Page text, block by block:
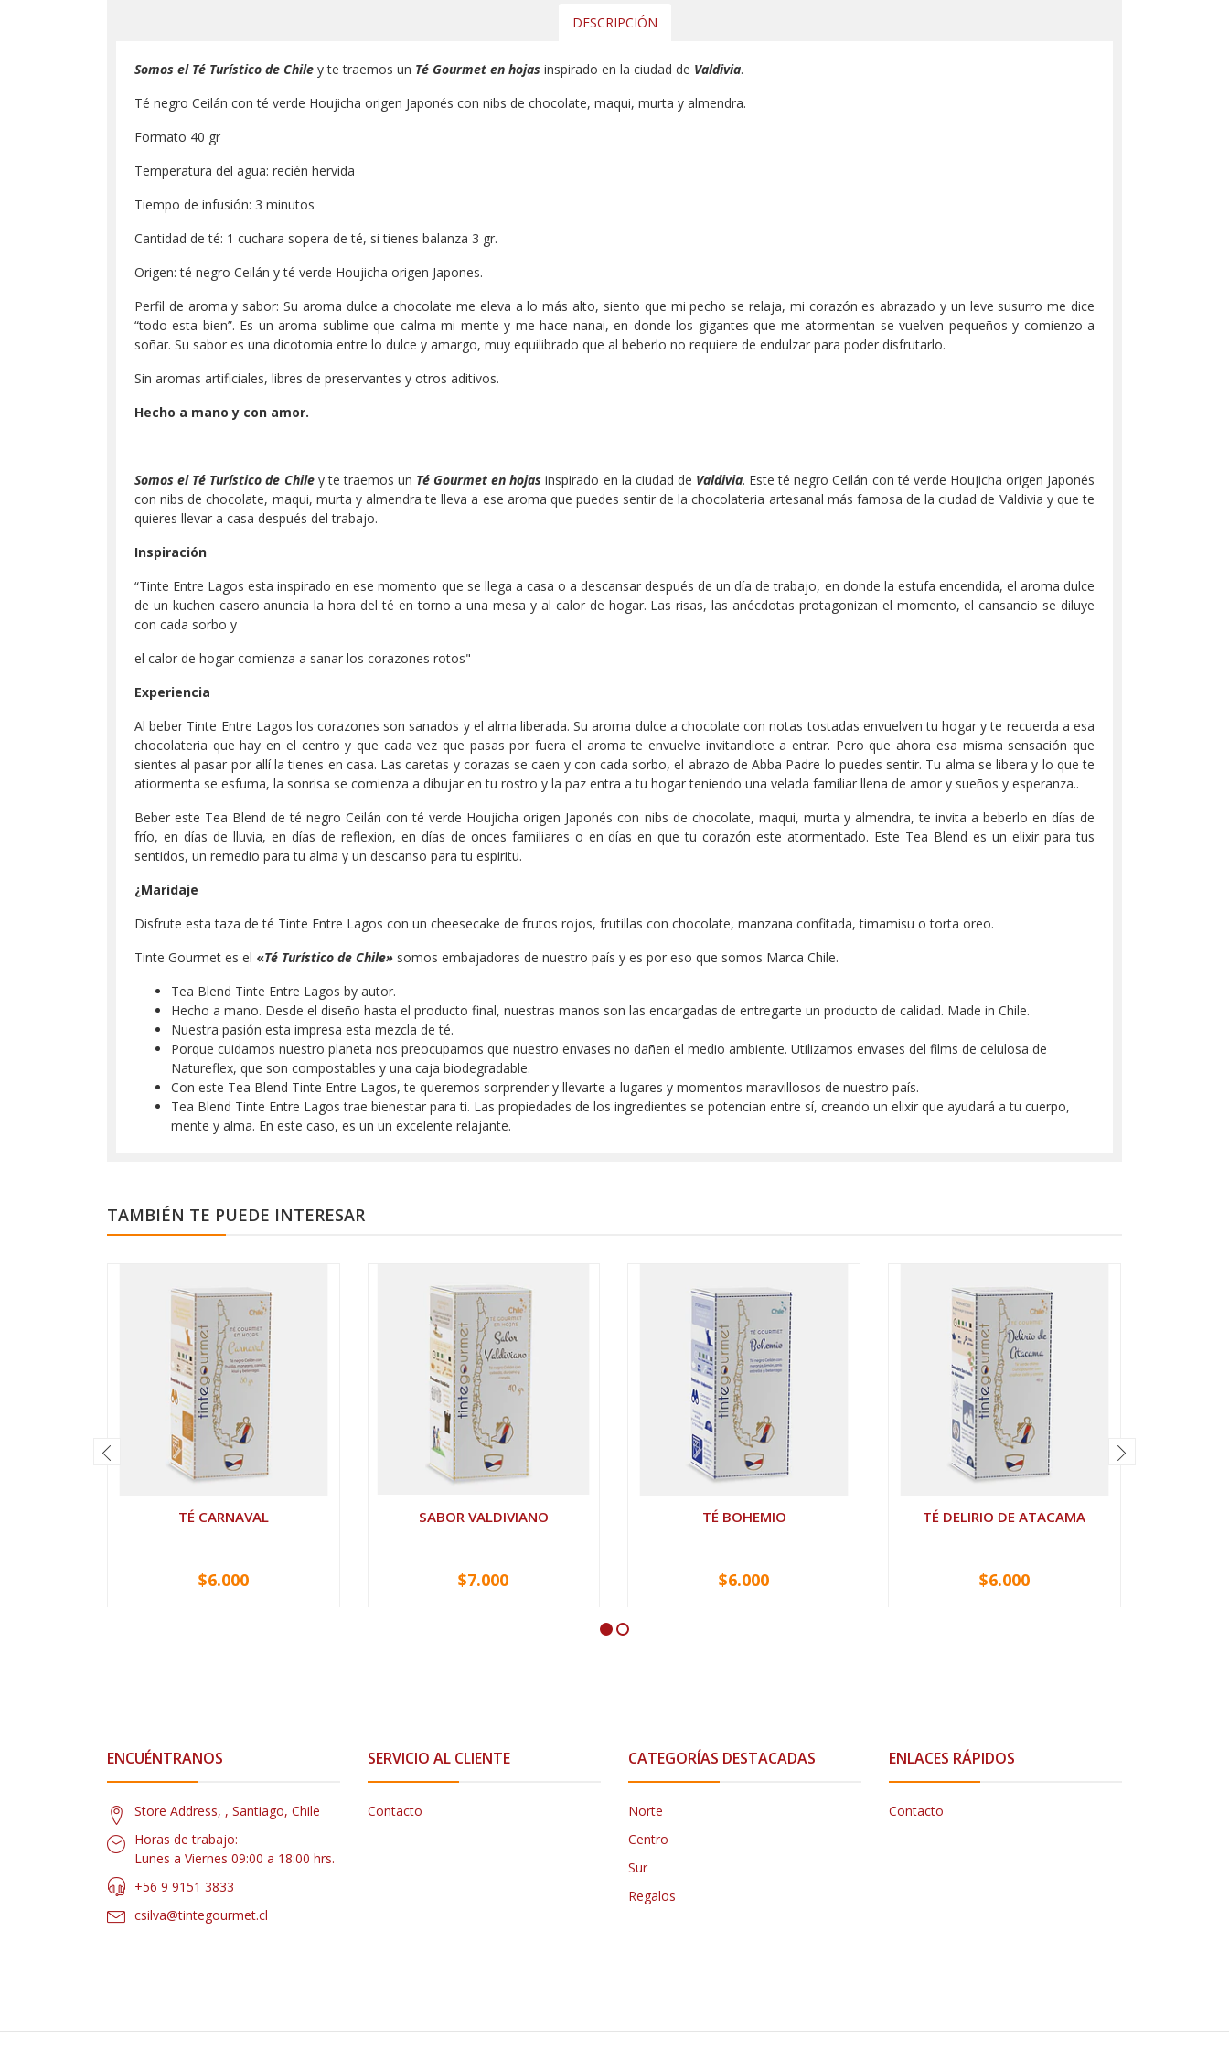
DESCRIPCIÓN
Somos el Té Turístico de Chile y te traemos un Té Gourmet en hojas inspirado en la ciudad de Valdivia.
Té negro Ceilán con té verde Houjicha origen Japonés con nibs de chocolate, maqui, murta y almendra.
Formato 40 gr
Temperatura del agua: recién hervida
Tiempo de infusión: 3 minutos
Cantidad de té: 1 cuchara sopera de té, si tienes balanza 3 gr.
Origen: té negro Ceilán y té verde Houjicha origen Japones.
Perfil de aroma y sabor: Su aroma dulce a chocolate me eleva a lo más alto, siento que mi pecho se relaja, mi corazón es abrazado y un leve susurro me dice
“todo esta bien”. Es un aroma sublime que calma mi mente y me hace nanai, en donde los gigantes que me atormentan se vuelven pequeños y comienzo a
soñar. Su sabor es una dicotomia entre lo dulce y amargo, muy equilibrado que al beberlo no requiere de endulzar para poder disfrutarlo.
Sin aromas artificiales, libres de preservantes y otros aditivos.
Hecho a mano y con amor.
Somos el Té Turístico de Chiley te traemos un Té Gourmet en hojas inspirado en la ciudad de Valdivia. Este té negro Ceilán con té verde Houjicha origen Japonés
con nibs de chocolate, maqui, murta y almendra te lleva a ese aroma que puedes sentir de la chocolateria artesanal más famosa de la ciudad de Valdivia y que te
quieres llevar a casa después del trabajo.
Inspiración
“Tinte Entre Lagos esta inspirado en ese momento que se llega a casa o a descansar después de un día de trabajo, en donde la estufa encendida, el aroma dulce
de un kuchen casero anuncia la hora del té en torno a una mesa y al calor de hogar. Las risas, las anécdotas protagonizan el momento, el cansancio se diluye
con cada sorbo y
el calor de hogar comienza a sanar los corazones rotos"
Experiencia
Al beber Tinte Entre Lagos los corazones son sanados y el alma liberada. Su aroma dulce a chocolate con notas tostadas envuelven tu hogar y te recuerda a esa
chocolateria que hay en el centro y que cada vez que pasas por fuera el aroma te envuelve invitandiote a entrar. Pero que ahora esa misma sensación que
sientes al pasar por allí la tienes en casa. Las caretas y corazas se caen y con cada sorbo, el abrazo de Abba Padre lo puedes sentir. Tu alma se libera y lo que te
atiormenta se esfuma, la sonrisa se comienza a dibujar en tu rostro y la paz entra a tu hogar teniendo una velada familiar llena de amor y sueños y esperanza..
Beber este Tea Blend de té negro Ceilán con té verde Houjicha origen Japonés con nibs de chocolate, maqui, murta y almendra, te invita a beberlo en días de
frío, en días de lluvia, en días de reflexion, en días de onces familiares o en días en que tu corazón este atormentado. Este Tea Blend es un elixir para tus
sentidos, un remedio para tu alma y un descanso para tu espiritu.
¿Maridaje
Disfrute esta taza de té Tinte Entre Lagos con un cheesecake de frutos rojos, frutillas con chocolate, manzana confitada, timamisu o torta oreo.
Tinte Gourmet es el «Té Turístico de Chile» somos embajadores de nuestro país y es por eso que somos Marca Chile.
Tea Blend Tinte Entre Lagos by autor.
Hecho a mano. Desde el diseño hasta el producto final, nuestras manos son las encargadas de entregarte un producto de calidad. Made in Chile.
Nuestra pasión esta impresa esta mezcla de té.
Porque cuidamos nuestro planeta nos preocupamos que nuestro envases no dañen el medio ambiente. Utilizamos envases del films de celulosa de
Natureflex, que son compostables y una caja biodegradable.
Con este Tea Blend Tinte Entre Lagos, te queremos sorprender y llevarte a lugares y momentos maravillosos de nuestro país.
Tea Blend Tinte Entre Lagos trae bienestar para ti. Las propiedades de los ingredientes se potencian entre sí, creando un elixir que ayudará a tu cuerpo,
mente y alma. En este caso, es un un excelente relajante.
TAMBIÉN TE PUEDE INTERESAR
TÉ CARNAVAL
VER OPCIONES
$6.000
SABOR VALDIVIANO
$7.000
TÉ BOHEMIO
VER OPCIONES
$6.000
TÉ DELIRIO DE ATACAMA
VER OPCIONES
$6.000
ENCUÉNTRANOS
Store Address, , Santiago, Chile
Horas de trabajo:
Lunes a Viernes 09:00 a 18:00 hrs.
+56 9 9151 3833
csilva@tintegourmet.cl
SERVICIO AL CLIENTE
Contacto
CATEGORÍAS DESTACADAS
Norte
Centro
Sur
Regalos
ENLACES RÁPIDOS
Contacto